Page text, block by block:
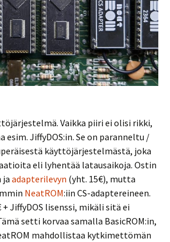
Vaikka piiri ei olisi rikki,
esim. JiffyDOS:in. Se on paranneltu /
käyttöjärjestelmästä, joka
eli lyhentää latausaikoja. Ostin
ja adapterilevyn (yht. 15€), mutta
NeatROM:iin CS-adaptereineen.
JiffyDOS lisenssi, mikäli sitä ei
setti korvaa samalla BasicROM:in,
mahdollistaa kytkimettömän